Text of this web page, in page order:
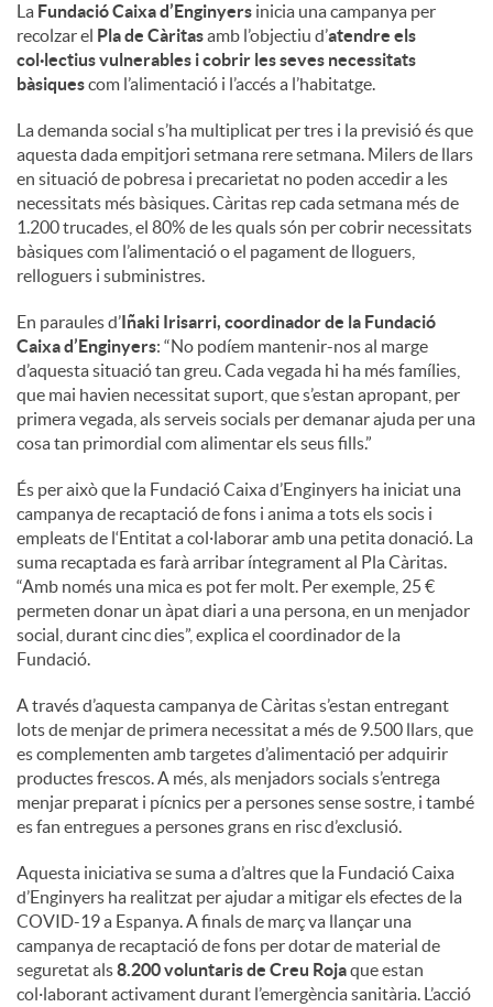
La Fundació Caixa d’Enginyers inicia una campanya per
recolzar el Pla de Càritasamb l’objectiu d’atendre els
col·lectius vulnerables i cobrir les seves necessitats
bàsiquescom l’alimentació i l’accés a l’habitatge.
La demanda social s’ha multiplicat per tres i la previsió és que
aquesta dada empitjori setmana rere setmana. Milers de llars
en situació de pobresa i precarietat no poden accedir a les
necessitats més bàsiques. Càritas rep cada setmana més de
1.200 trucades, el 80% de les quals són per cobrir necessitats
bàsiques com l’alimentació o el pagament de lloguers,
relloguers i subministres.
En paraules d’ Iñaki Irisarri, coordinador de la Fundació
Caixa d’Enginyers: “No podíem mantenir-nos al marge
d’aquesta situació tan greu. Cada vegada hi ha més famílies,
que mai havien necessitat suport, que s’estan apropant, per
primera vegada, als serveis socials per demanar ajuda per una
cosa tan primordial com alimentar els seus fills.”
És per això que la Fundació Caixa d’Enginyers ha iniciat una
campanya de recaptació de fons i anima a tots els socis i
empleats de l‘Entitat a col·laborar amb una petita donació. La
suma recaptada es farà arribar íntegrament al Pla Càritas.
“Amb només una mica es pot fer molt. Per exemple, 25 €
permeten donar un àpat diari a una persona, en un menjador
social, durant cinc dies”, explica el coordinador de la
Fundació.
A través d’aquesta campanya de Càritas s’estan entregant
lots de menjar de primera necessitat a més de 9.500 llars, que
es complementen amb targetes d’alimentació per adquirir
productes frescos. A més, als menjadors socials s’entrega
menjar preparat i pícnics per a persones sense sostre, i també
es fan entregues a persones grans en risc d’exclusió.
Aquesta iniciativa se suma a d’altres que la Fundació Caixa
d’Enginyers ha realitzat per ajudar a mitigar els efectes de la
COVID-19 a Espanya. A finals de març va llançar una
campanya de recaptació de fons per dotar de material de
seguretat als8.200 voluntaris de Creu Rojaque estan
col·laborant activament durant l’emergència sanitària. L’acció